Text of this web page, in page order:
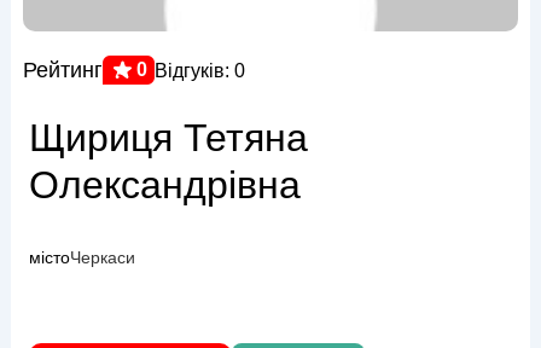
Рейтинг 0 Відгуків: 0
Щириця Тетяна
Олександрівна
містоЧеркаси